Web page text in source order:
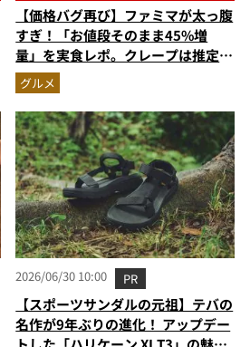
【価格バグ再び】ファミマが太っ腹
すぎ！「お値段そのまま45%増
量」を実食レポ。クレープは推定
59%増の衝撃的な大盤振る舞い
グルメ
2026/06/30 10:00 PR
【スポーツサンダルの元祖】テバの
名作が9年ぶりの進化！ アップデー